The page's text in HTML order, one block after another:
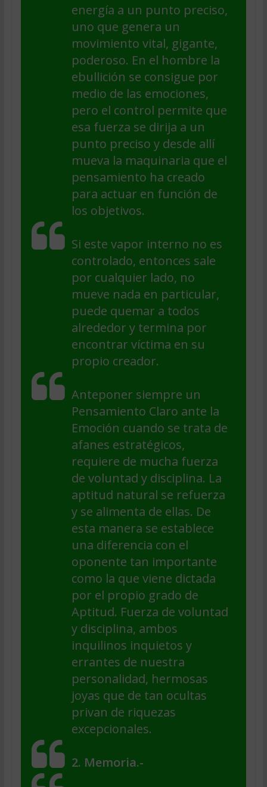
energía a un punto preciso,
uno que genera un
movimiento vital, gigante,
poderoso. En el hombre la
ebullición se consigue por
medio de las emociones,
pero el control permite que
esa fuerza se dirija a un
punto preciso y desde allí
mueva la maquinaria que el
pensamiento ha creado
para actuar en función de
los objetivos.
Si este vapor interno no es
controlado, entonces sale
por cualquier lado, no
mueve nada en particular,
puede quemar a todos
alrededor y termina por
encontrar víctima en su
propio creador.
Anteponer siempre un
Pensamiento Claro ante la
Emoción cuando se trata de
afanes estratégicos,
requiere de mucha fuerza
de voluntad y disciplina. La
aptitud natural se refuerza
y se alimenta de ellas. De
esta manera se establece
una diferencia con el
oponente tan importante
como la que viene dictada
por el propio grado de
Aptitud. Fuerza de voluntad
y disciplina, ambos
inquilinos inquietos y
errantes de nuestra
personalidad, hermosas
joyas que de tan ocultas
privan de riquezas
excepcionales.
2. Memoria.-